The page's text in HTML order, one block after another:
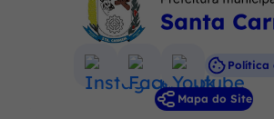
AcessarAcessarAcessar
a
Política
Mapa do Site